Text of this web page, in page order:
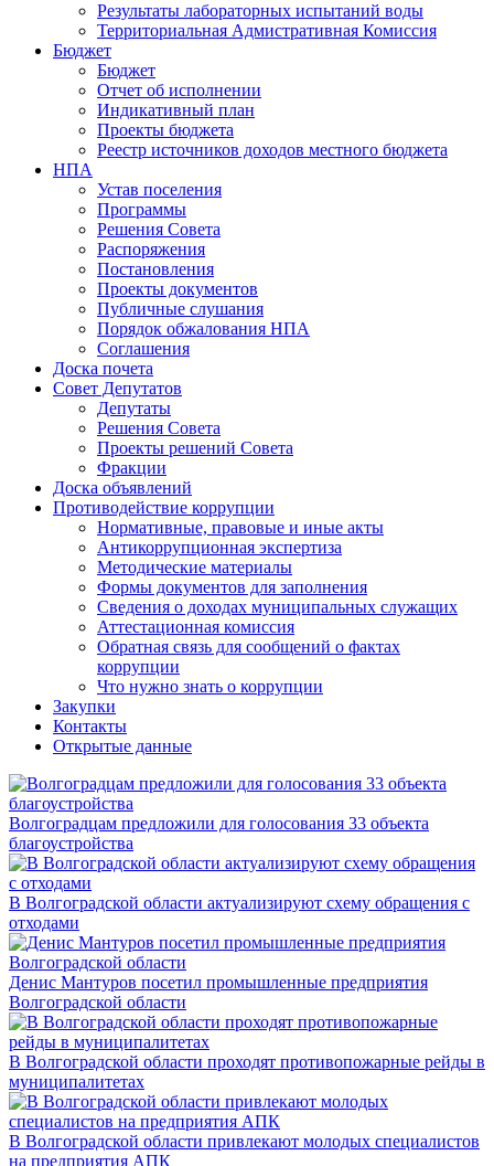
Результаты лабораторных испытаний воды
Территориальная Адмистративная Комиссия
Бюджет
Бюджет
Отчет об исполнении
Индикативный план
Проекты бюджета
Реестр источников доходов местного бюджета
НПА
Устав поселения
Программы
Решения Совета
Распоряжения
Постановления
Проекты документов
Публичные слушания
Порядок обжалования НПА
Соглашения
Доска почета
Совет Депутатов
Депутаты
Решения Совета
Проекты решений Совета
Фракции
Доска объявлений
Противодействие коррупции
Нормативные, правовые и иные акты
Антикоррупционная экспертиза
Методические материалы
Формы документов для заполнения
Сведения о доходах муниципальных служащих
Аттестационная комиссия
Обратная связь для сообщений о фактах
коррупции
Что нужно знать о коррупции
Закупки
Контакты
Открытые данные
Волгоградцам предложили для голосования 33 объекта
благоустройства
В Волгоградской области актуализируют схему обращения с
отходами
Денис Мантуров посетил промышленные предприятия
Волгоградской области
В Волгоградской области проходят противопожарные рейды в
муниципалитетах
В Волгоградской области привлекают молодых специалистов
на предприятия АПК